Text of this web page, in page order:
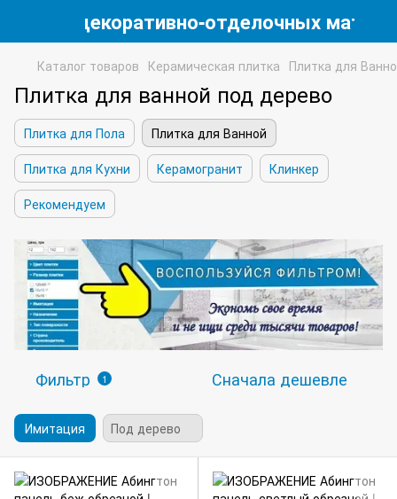
декоративно-отделочных
Каталог товаров Керамическая плитка Плитка для
Плитка для ванной под дерево
Плитка для Пола
Плитка для Ванной
Плитка для Кухни
Керамогранит
Клинкер
Рекомендуем
Фильтр 1 Сначала дешевле
Имитация Под дерево